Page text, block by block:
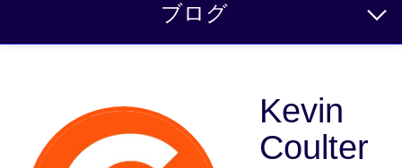
ブログ
ビジネス
テクニカル
Kevin
Coulter